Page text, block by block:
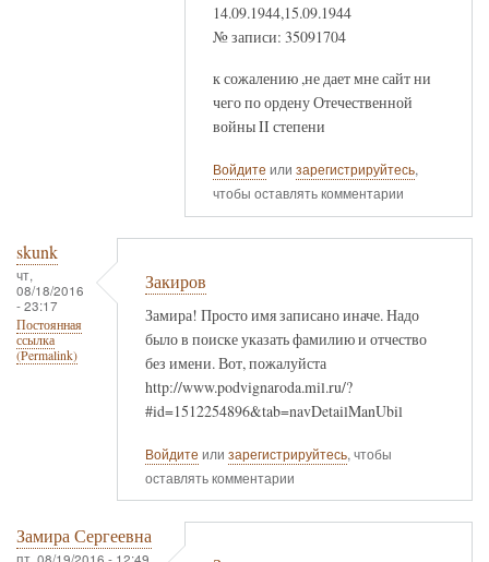
14.09.1944,15.09.1944
№ записи: 35091704
к сожалению ,не дает мне сайт ни
чего по ордену Отечественной
войны II степени
Войдите или зарегистрируйтесь,
чтобы оставлять комментарии
skunk
чт,
08/18/2016
- 23:17
Постоянная
ссылка
(Permalink)
Закиров
Замира! Просто имя записано иначе. Надо
было в поиске указать фамилию и отчество
без имени. Вот, пожалуйста
http://www.podvignaroda.mil.ru/?
#id=1512254896&tab=navDetailManUbil
Войдите или зарегистрируйтесь, чтобы
оставлять комментарии
Замира Сергеевна